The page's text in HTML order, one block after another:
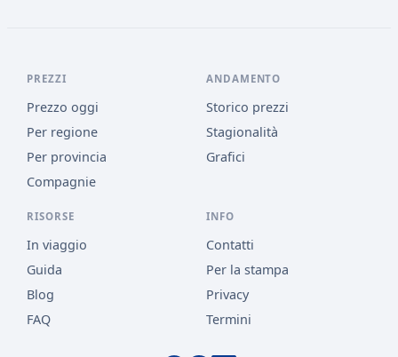
PREZZI
Prezzo oggi
Per regione
Per provincia
Compagnie
ANDAMENTO
Storico prezzi
Stagionalità
Grafici
RISORSE
In viaggio
Guida
Blog
FAQ
INFO
Contatti
Per la stampa
Privacy
Termini